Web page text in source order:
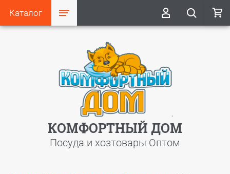
Каталог
КОМФОРТНЫЙ ДОМ
Посуда и хозтовары Оптом